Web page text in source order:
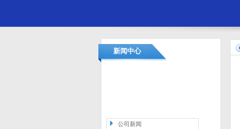
新闻中心
公司新闻